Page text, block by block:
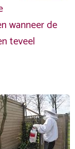
wanneer de
teveel